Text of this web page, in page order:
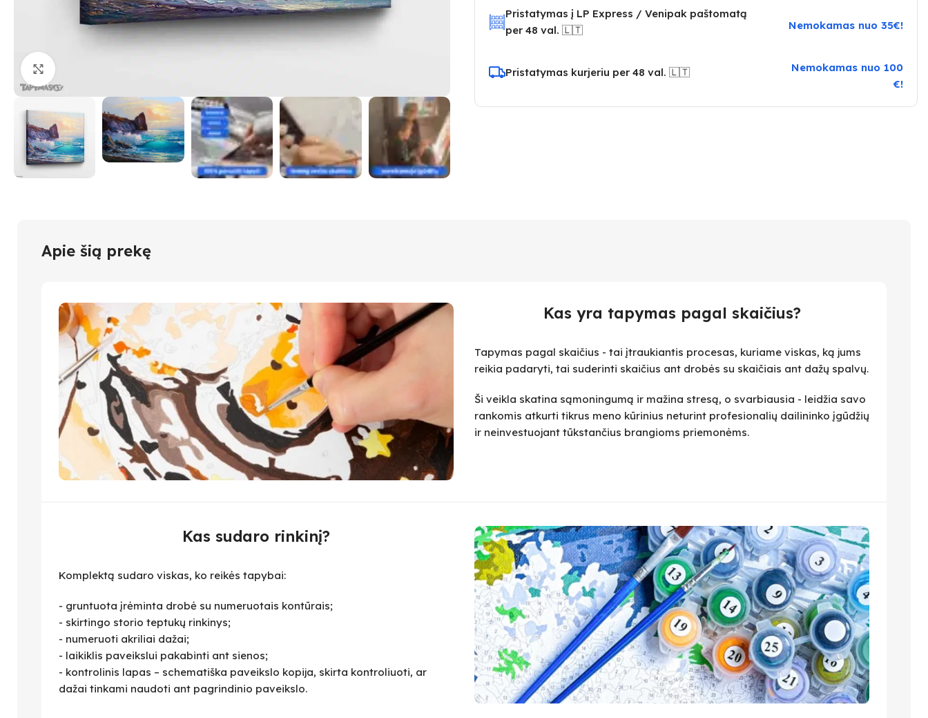
Pristatymas į LP Express / Venipak paštomatą
per 48 val. 🇱🇹
Nemokamas nuo 35€!
Pristatymas kurjeriu per 48 val. 🇱🇹
Nemokamas nuo 100
€!
Apie šią prekę
Kas yra tapymas pagal skaičius?
Tapymas pagal skaičius - tai įtraukiantis procesas, kuriame viskas, ką jums
reikia padaryti, tai suderinti skaičius ant drobės su skaičiais ant dažų spalvų.
Ši veikla skatina sąmoningumą ir mažina stresą, o svarbiausia - leidžia savo
rankomis atkurti tikrus meno kūrinius neturint profesionalių dailininko įgūdžių
ir neinvestuojant tūkstančius brangioms priemonėms.
Kas sudaro rinkinį?
Komplektą sudaro viskas, ko reikės tapybai:
- gruntuota įrėminta drobė su numeruotais kontūrais;
- skirtingo storio teptukų rinkinys;
- numeruoti akriliai dažai;
- laikiklis paveikslui pakabinti ant sienos;
- kontrolinis lapas – schematiška paveikslo kopija, skirta kontroliuoti, ar
dažai tinkami naudoti ant pagrindinio paveikslo.